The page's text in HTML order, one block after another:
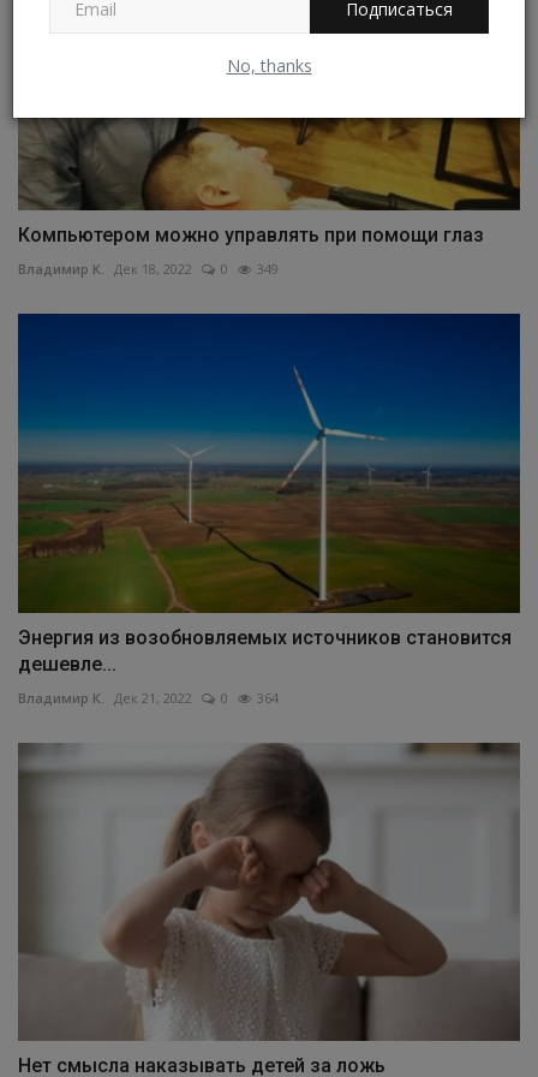
Подписаться
No, thanks
Компьютером можно управлять при помощи глаз
Владимир К. Дек 18, 2022 0 349
Энергия из возобновляемых источников становится
дешевле...
Владимир К. Дек 21, 2022 0 364
Нет смысла наказывать детей за ложь